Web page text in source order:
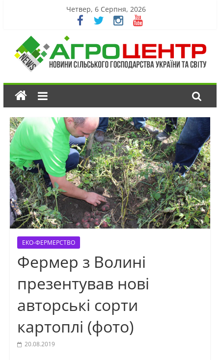
Четвер, 6 Серпня, 2026
ЕКО-ФЕРМЕРСТВО
Фермер з Волині
презентував нові
авторські сорти
картоплі (фото)
20.08.2019